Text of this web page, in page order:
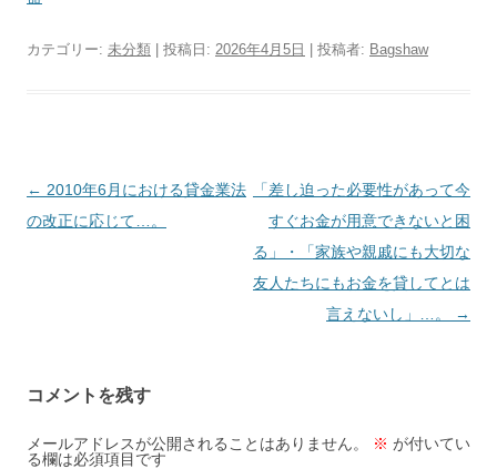
カテゴリー: 未分類 | 投稿日: 2026年4月5日 投稿者: Bagshaw
投
稿
ョ
ン
← 2010年6月における貸金業法
の改正に応じて…。
「差し迫った必要性があって今
すぐお金が用意できないと困
る」・「家族や親戚にも大切な
友人たちにもお金を貸してとは
言えないし」…。
→
コメントを残す
メールアドレスが公開されることはありません。 ※ が付いてい
る欄は必須項目です